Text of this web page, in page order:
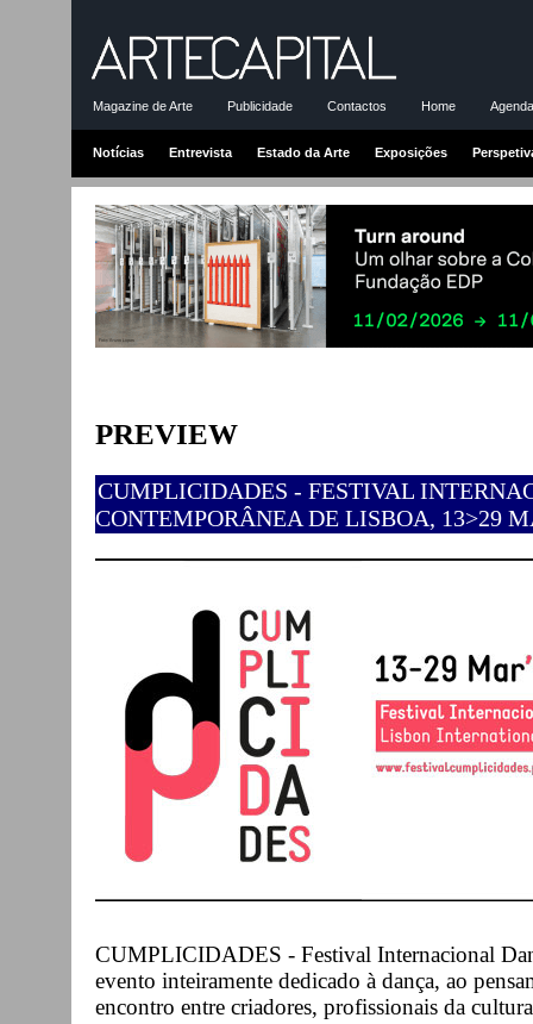
Magazine de Arte Publicidade Contactos Home
Notícias Entrevista Estado da Arte Exposições
PREVIEW
CUMPLICIDADES - FESTIVAL
CONTEMPORÂNEA DE LISBOA, 13>29
CUMPLICIDADES - Festival Internacional
evento inteiramente dedicado à dança, ao
encontro entre criadores, profissionais da